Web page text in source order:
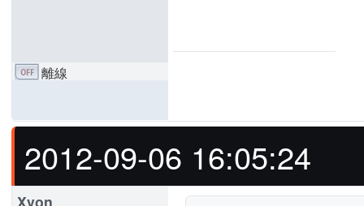
離線
2012-09-06 16:05:24
Xvon